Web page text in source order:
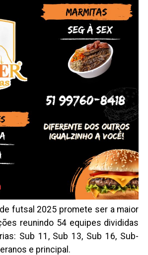
futsal 2025 promete ser a maior
reunindo 54 equipes divididas
Sub 11, Sub 13, Sub 16, Sub-
e principal.